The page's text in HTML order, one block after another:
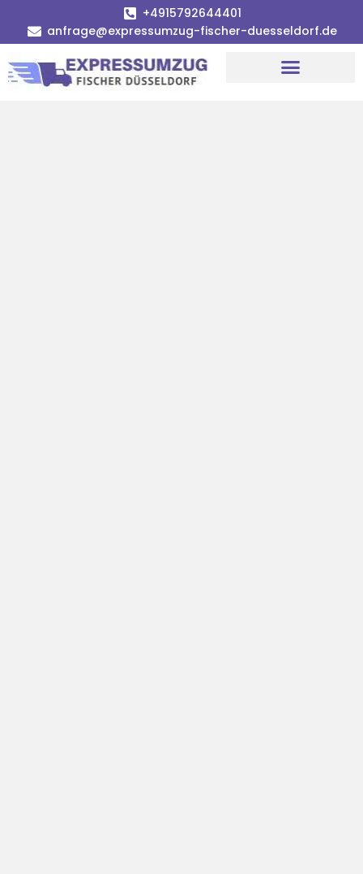
+4915792644401
anfrage@expressumzug-fischer-duesseldorf.de